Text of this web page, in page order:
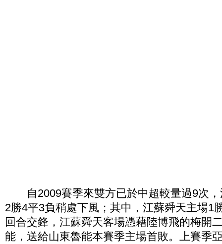
自2009賽季來雙方已於中超較量過9次，
2勝4平3負稍處下風；其中，江蘇舜天主場1
回合交鋒，江蘇舜天客場憑藉陸博飛的梅開
能，送給山東魯能本賽季主場首敗。上賽季